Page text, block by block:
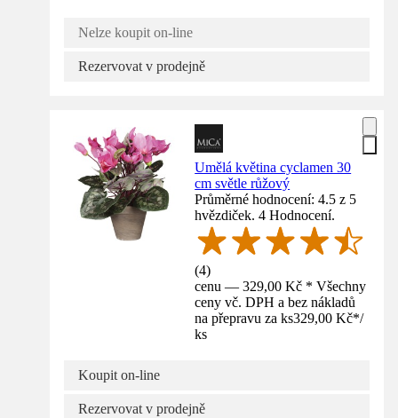
Nelze koupit on-line
Rezervovat v prodejně
Umělá květina cyclamen 30
cm světle růžový
Průměrné hodnocení: 4.5 z 5
hvězdiček. 4 Hodnocení.
(4)
cenu — 329,00 Kč * Všechny
ceny vč. DPH a bez nákladů
na přepravu za ks329,00 Kč*/
ks
Koupit on-line
Rezervovat v prodejně